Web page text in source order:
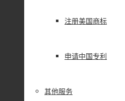
注册美国商标
申请中国专利
其他服务